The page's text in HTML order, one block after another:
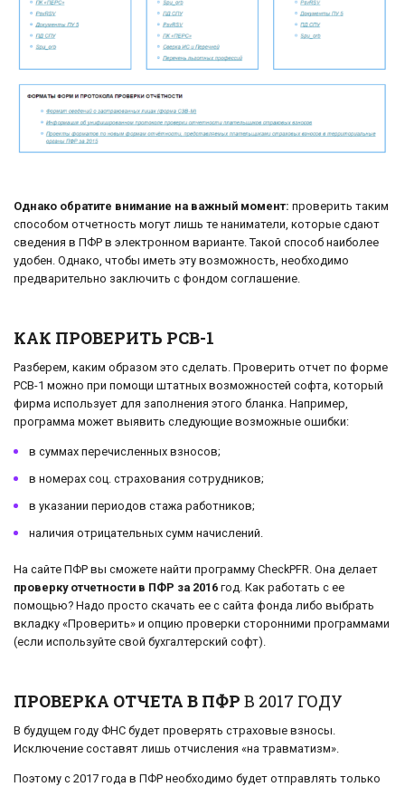
Однако обратите внимание на важный момент: проверить таким
способом отчетность могут лишь те наниматели, которые сдают
сведения в ПФР в электронном варианте. Такой способ наиболее
удобен. Однако, чтобы иметь эту возможность, необходимо
предварительно заключить с фондом соглашение.
КАК ПРОВЕРИТЬ РСВ-1
Разберем, каким образом это сделать. Проверить отчет по форме
РСВ-1 можно при помощи штатных возможностей софта, который
фирма использует для заполнения этого бланка. Например,
программа может выявить следующие возможные ошибки:
в суммах перечисленных взносов;
в номерах соц. страхования сотрудников;
в указании периодов стажа работников;
наличия отрицательных сумм начислений.
На сайте ПФР вы сможете найти программу CheckPFR. Она делает
проверку отчетности в ПФР за 2016 год. Как работать с ее
помощью? Надо просто скачать ее с сайта фонда либо выбрать
вкладку «Проверить» и опцию проверки сторонними программами
(если используйте свой бухгалтерский софт).
ПРОВЕРКА ОТЧЕТА В ПФР В 2017 ГОДУ
В будущем году ФНС будет проверять страховые взносы.
Исключение составят лишь отчисления «на травматизм».
Поэтому с 2017 года в ПФР необходимо будет отправлять только